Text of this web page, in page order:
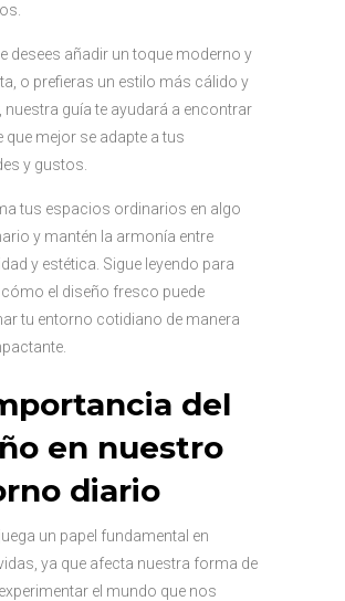
desees añadir un toque moderno y
o prefieras un estilo más cálido y
nuestra guía te ayudará a encontrar
que mejor se adapte a tus
y gustos.
tus espacios ordinarios en algo
y mantén la armonía entre
y estética. Sigue leyendo para
el diseño fresco puede
tu entorno cotidiano de manera
del
en nuestro
diario
un papel fundamental en
ya que afecta nuestra forma de
el mundo que nos